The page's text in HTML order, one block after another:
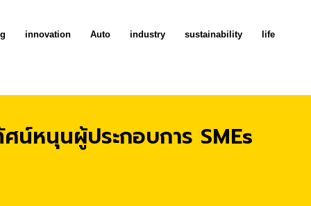
innovation Auto industry sustainability life
หนุนผู้ประกอบการ SMEs